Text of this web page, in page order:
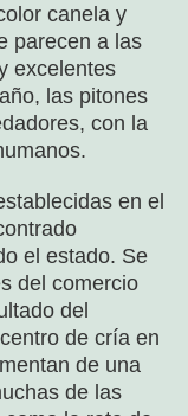
canela y
parecen a las
excelentes
las pitones
con la
en el
el estado. Se
del comercio
del
de cría en
de una
de las